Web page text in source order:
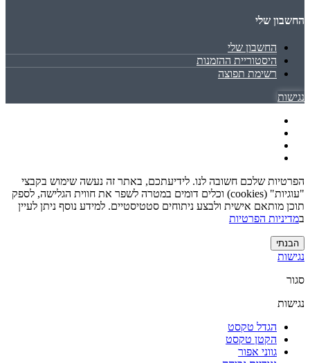
החשבון שלי
החשבון שלי
היסטוריית ההזמנות
רשימת תפוצה
נגישות
הפרטיות שלכם חשובה לנו. לידיעתכם, באתר זה נעשה שימוש בקבצי
"עוגיות" (cookies) וכלים דומים במטרה לשפר את חווית הגלישה, לספק
תוכן מותאם אישית ולבצע ניתוחים סטטיסטיים. למידע נוסף ניתן לעיין
במדיניות הפרטיות
הבנתי
נגישות
סגור
נגישות
הגדל טקסט
הקטן טקסט
גווני אפור